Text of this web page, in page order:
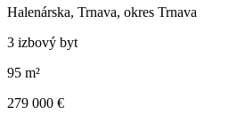
Halenárska, Trnava, okres Trnava
3 izbový byt
95 m²
279 000 €